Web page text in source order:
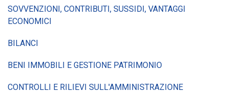
SOVVENZIONI, CONTRIBUTI, SUSSIDI, VANTAGGI
ECONOMICI
BILANCI
BENI IMMOBILI E GESTIONE PATRIMONIO
CONTROLLI E RILIEVI SULL'AMMINISTRAZIONE